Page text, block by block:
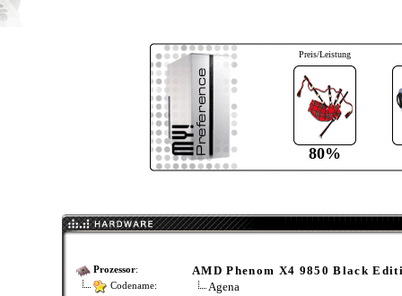
Preis/Leistung
80%
Prozessor: AMD Phenom X4 9850 Black
Codename: Agena